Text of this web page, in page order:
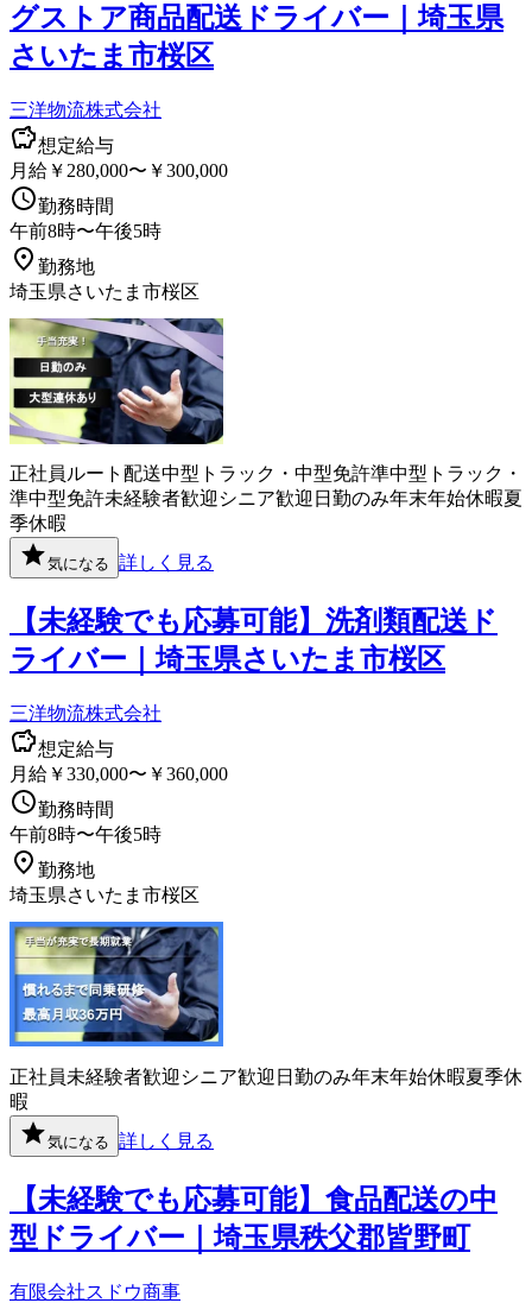
グストア商品配送ドライバー｜埼玉県
さいたま市桜区
三洋物流株式会社
想定給与
月給￥280,000〜￥300,000
勤務時間
午前8時〜午後5時
勤務地
埼玉県さいたま市桜区
正社員 ルート配送中型トラック・中型免許準中型トラック・
準中型免許未経験者歓迎 シニア歓迎 日勤のみ年末年始休暇夏
季休暇
気になる 詳しく見る
【未経験でも応募可能】洗剤類配送ド
ライバー｜埼玉県さいたま市桜区
三洋物流株式会社
想定給与
月給￥330,000〜￥360,000
勤務時間
午前8時〜午後5時
勤務地
埼玉県さいたま市桜区
正社員未経験者歓迎 シニア歓迎 日勤のみ年末年始休暇夏季休
暇
気になる 詳しく見る
【未経験でも応募可能】食品配送の中
型ドライバー｜埼玉県秩父郡皆野町
有限会社スドウ商事